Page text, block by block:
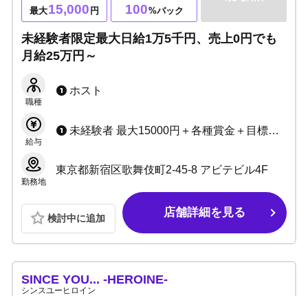
最大15,000 円 100%バック
未経験者限定最大日給1万5千円、売上0円でも
月給25万円～
職種
ホスト
給与
未経験者 最大15000円＋各種賞金＋目標出勤日数手当＋目標達成賞＋ボトルバック 歌舞伎町最高基準の保証＋報酬形態
勤務地
東京都新宿区歌舞伎町2-45-8 アビテビル4F
検討中に追加 店舗詳細を見る
SINCE YOU... -HEROINE-
シンスユーヒロイン